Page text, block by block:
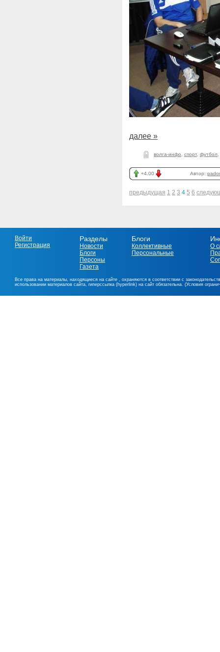
далее »
волга-инфо спорт, футбол
+4.00 Автор:
предыдущая 1 2 3 4 5 6
Войти
Регистрация
Разделы
Новости
Блоги
Персоны
Газета
Блоги
Коллективные
Персональные
О
Все права на материалы, находящиеся на сайте , охраняются в соответствии с
использовании материалов сайта, гиперссылка (hyperlink) на сайт обязательна. (Условия